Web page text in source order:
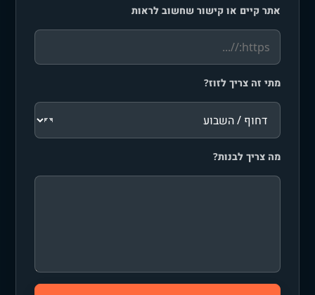
אתר קיים או קישור שחשוב לראות
מתי זה צריך לזוז?
מה צריך לבנות?